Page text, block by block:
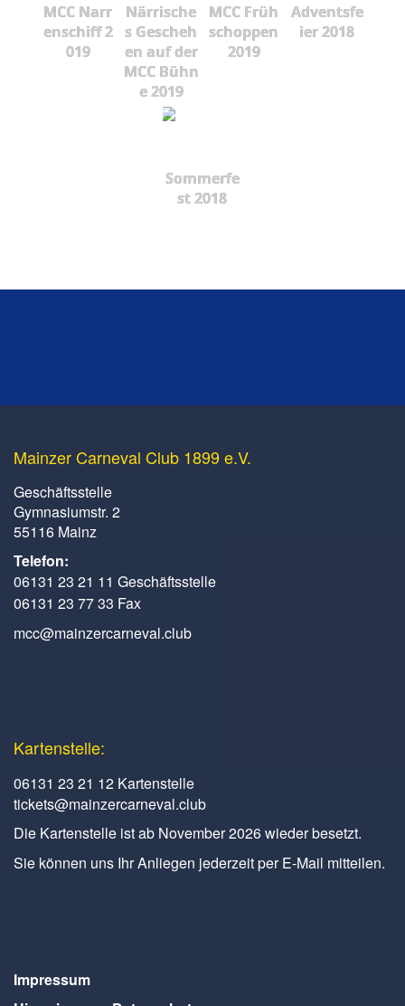
MCC Narr
enschiff 2
019
Närrische
s Gescheh
en auf der
MCC Bühn
e 2019
MCC Früh
schoppen
2019
Adventsfe
ier 2018
Sommerfe
st 2018
Mainzer Carneval Club 1899 e.V.
Geschäftsstelle
Gymnasiumstr. 2
55116 Mainz
Telefon:
06131 23 21 11 Geschäftsstelle
06131 23 77 33 Fax
mcc@mainzercarneval.club
Kartenstelle:
06131 23 21 12 Kartenstelle
tickets@mainzercarneval.club
Die Kartenstelle ist ab November 2026 wieder besetzt.
Sie können uns Ihr Anliegen jederzeit per E-Mail mitteilen.
Impressum